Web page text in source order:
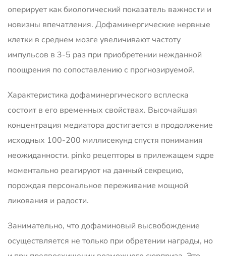
оперирует как биологический показатель важности и
новизны впечатления. Дофаминергические нервные
клетки в среднем мозге увеличивают частоту
импульсов в 3-5 раз при приобретении нежданной
поощрения по сопоставлению с прогнозируемой.
Характеристика дофаминергического всплеска
состоит в его временных свойствах. Высочайшая
концентрация медиатора достигается в продолжение
исходных 100-200 миллисекунд спустя понимания
неожиданности. pinko рецепторы в прилежащем ядре
моментально реагируют на данный секрецию,
порождая персональное переживание мощной
ликования и радости.
Занимательно, что дофаминовый высвобождение
осуществляется не только при обретении награды, но